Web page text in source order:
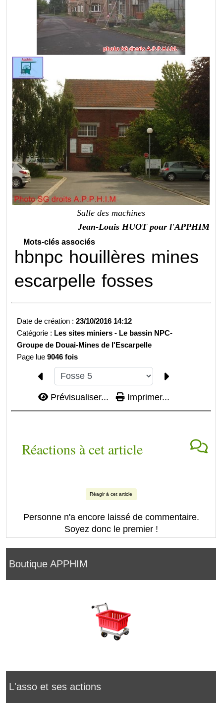
Boutique APPHIM
L'asso et ses actions
Salle des machines
Jean-Louis HUOT pour l'APPHIM
Mots-clés associés
hbnpc houillères mines
escarpelle fosses
Date de création :23/10/2016 14:12
Catégorie : Les sites miniers - Le bassin NPC-
Groupe de Douai-Mines de l'Escarpelle
Page lue9046 fois
Prévisualiser... Imprimer...
Réactions à cet article
Réagir à cet article
Personne n'a encore laissé de commentaire.
Soyez donc le premier !